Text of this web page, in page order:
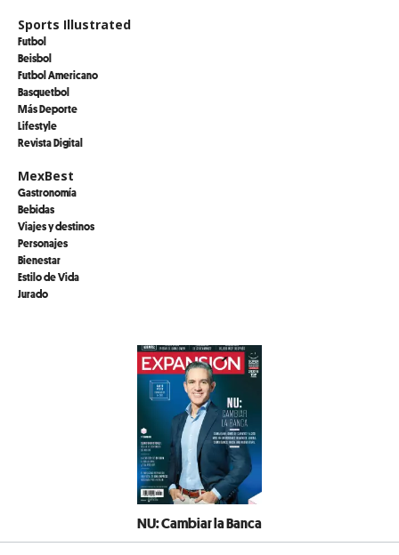
Sports Illustrated
Futbol
Beisbol
Futbol Americano
Basquetbol
Más Deporte
Lifestyle
Revista Digital
MexBest
Gastronomía
Bebidas
Viajes y destinos
Personajes
Bienestar
Estilo de Vida
Jurado
NU: Cambiar la Banca